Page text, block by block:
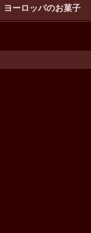
ヨーロッパのお菓子